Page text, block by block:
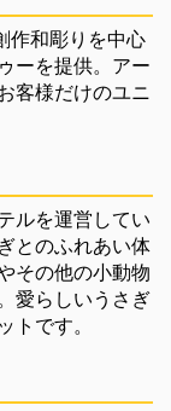
和彫りを中心
ーを提供。アー
客様だけのユニ
ルを運営してい
とのふれあい体
その他の小動物
愛らしいうさぎ
トです。